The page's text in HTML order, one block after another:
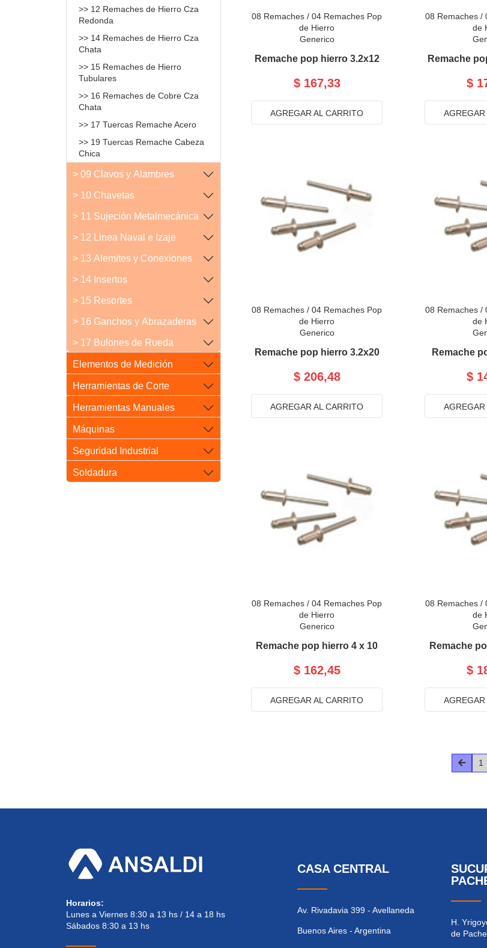
>> 12 Remaches de Hierro Cza
Redonda
>> 14 Remaches de Hierro Cza
Chata
>> 15 Remaches de Hierro
Tubulares
>> 16 Remaches de Cobre Cza
Chata
>> 17 Tuercas Remache Acero
>> 19 Tuercas Remache Cabeza
Chica
> 09 Clavos y Alambres
> 10 Chavetas
> 11 Sujeción Metalmecánica
> 12 Linea Naval e Izaje
> 13 Alemites y Conexiones
> 14 Insertos
> 15 Resortes
> 16 Ganchos y Abrazaderas
> 17 Bulones de Rueda
Elementos de Medición
Herramientas de Corte
Herramientas Manuales
Máquinas
Seguridad Industrial
Soldadura
08 Remaches /04 Remaches Pop
de Hierro
Generico
Remache pop hierro 3.2x12
$ 167,33
AGREGAR AL CARRITO
08 Remaches/
de
Remache
$
08 Remaches /04 Remaches Pop
de Hierro
Generico
Remache pop hierro 3.2x20
$ 206,48
AGREGAR AL CARRITO
08 Remaches/
de
Remache
$
08 Remaches /04 Remaches Pop
de Hierro
Generico
Remache pop hierro 4 x 10
$ 162,45
AGREGAR AL CARRITO
08 Remaches/
de
Remache
$
1
Horarios:
Lunes a Viernes 8:30 a 13 hs / 14 a 18 hs
Sábados 8:30 a 13 hs
CASA CENTRAL
Av. Rivadavia 399 - Avellaneda
Buenos Aires - Argentina
H.
de